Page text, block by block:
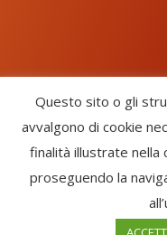
Chorus Inside -
Settore · CF: 93058420691
Enfold
Questo sito o gli
avvalgono di cookie
finalità illustrate nella
proseguendo la